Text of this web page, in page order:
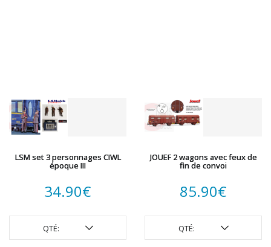
LSM set 3 personnages CIWL
époque III
34.90€
QTÉ:
JOUEF 2 wagons avec feux de
fin de convoi
85.90€
QTÉ: